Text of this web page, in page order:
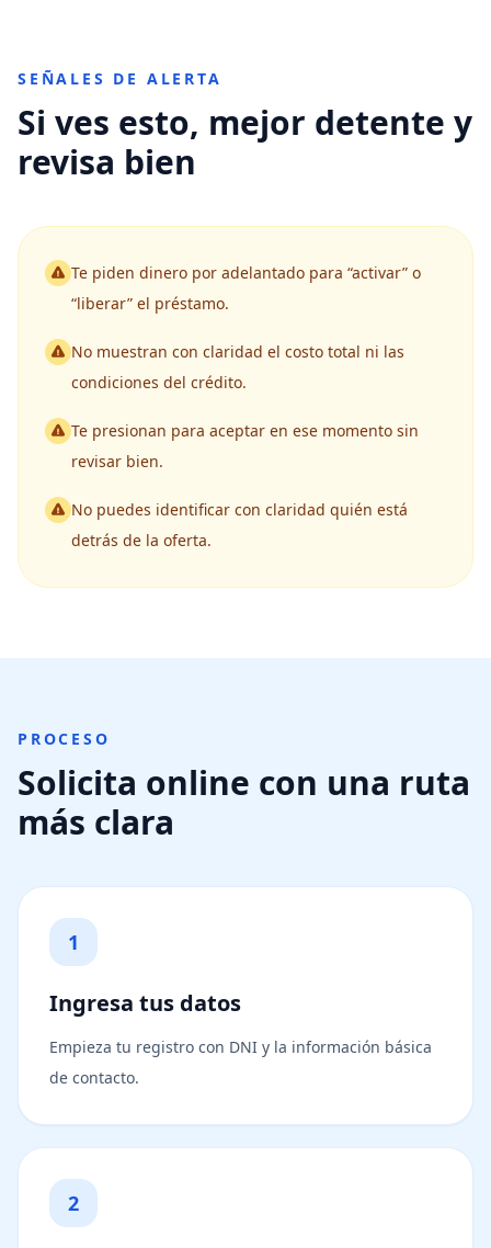
SEÑALES DE ALERTA
Si ves esto, mejor detente y
revisa bien
Te piden dinero por adelantado para “activar” o
“liberar” el préstamo.
No muestran con claridad el costo total ni las
condiciones del crédito.
Te presionan para aceptar en ese momento sin
revisar bien.
No puedes identificar con claridad quién está
detrás de la oferta.
PROCESO
Solicita online con una ruta
más clara
1
Ingresa tus datos
Empieza tu registro con DNI y la información básica
de contacto.
2